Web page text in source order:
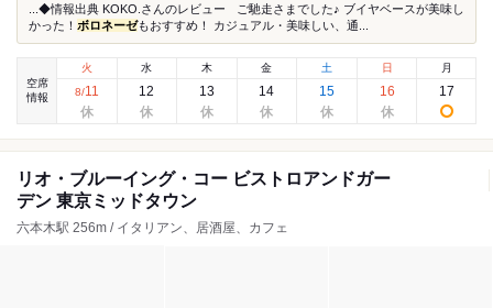
...◆情報出典 KOKO.さんのレビュー ご馳走さまでした♪ ブイヤベースが美味し
かった！ ボロネーゼもおすすめ！ カジュアル・美味しい、通...
空席
情報
火
8/11
水
12
木
13
金
14
土
15
日
16
月
17
リオ・ブルーイング・コー ビストロアンドガー
デン 東京ミッドタウン
六本木駅 256m / イタリアン、居酒屋、カフェ